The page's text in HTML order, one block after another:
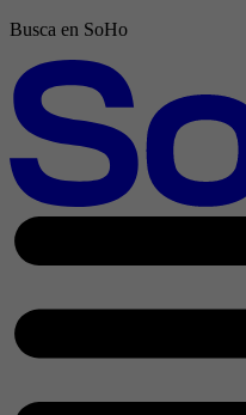
Busca en SoHo